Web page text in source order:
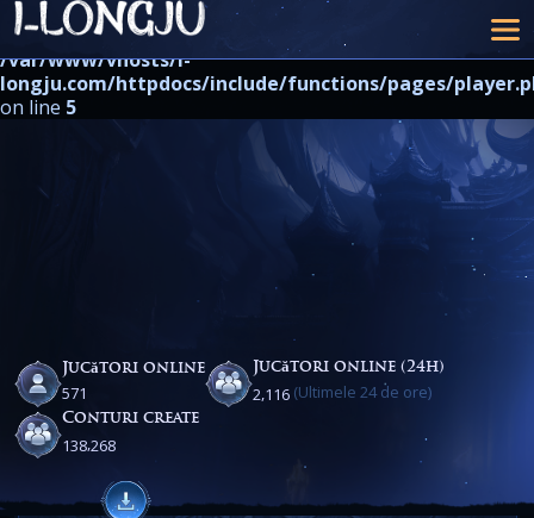
Warning: strpos() expects at least 2 parameters, 1 given in
/var/www/vhosts/i-
longju.com/httpdocs/include/functions/pages/
on line 5
Jucători online
571
Jucători online (24h)
2,116 (Ultimele 24 de ore)
Conturi create
138,268